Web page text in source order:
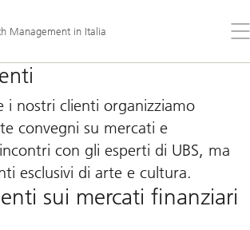
Management in Italia
il
i nostri clienti organizziamo
convegni su mercati e
con gli esperti di UBS, ma
esclusivi di arte e cultura.
sui mercati finanziari